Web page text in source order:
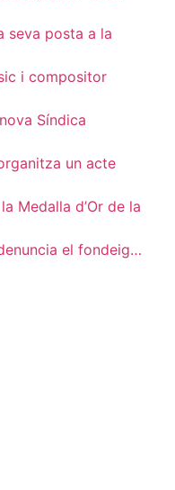
seva posta a la
i compositor
Síndica
un acte
Medalla d’Or de la
el fondeig…